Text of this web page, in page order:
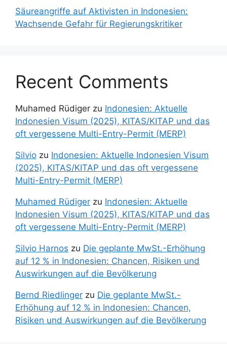
Säureangriffe auf Aktivisten in Indonesien:
Wachsende Gefahr für Regierungskritiker
Recent Comments
Muhamed Rüdiger zu Indonesien: Aktuelle
Indonesien Visum (2025), KITAS/KITAP und das
oft vergessene Multi-Entry-Permit (MERP)
Silvio zu Indonesien: Aktuelle Indonesien Visum
(2025), KITAS/KITAP und das oft vergessene
Multi-Entry-Permit (MERP)
Muhamed Rüdiger zu Indonesien: Aktuelle
Indonesien Visum (2025), KITAS/KITAP und das
oft vergessene Multi-Entry-Permit (MERP)
Silvio Harnos zu Die geplante MwSt.-Erhöhung
auf 12 % in Indonesien: Chancen, Risiken und
Auswirkungen auf die Bevölkerung
Bernd Riedlinger zu Die geplante MwSt.-
Erhöhung auf 12 % in Indonesien: Chancen,
Risiken und Auswirkungen auf die Bevölkerung